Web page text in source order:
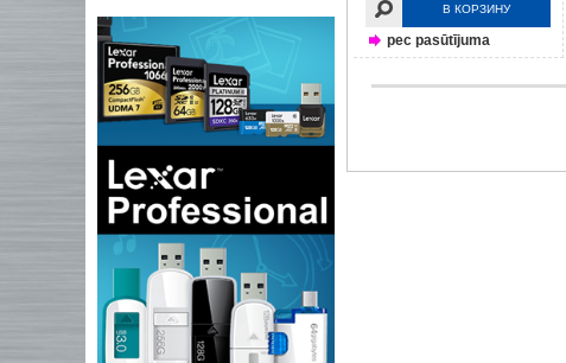
В КОРЗИНУ
pec pasūtījuma